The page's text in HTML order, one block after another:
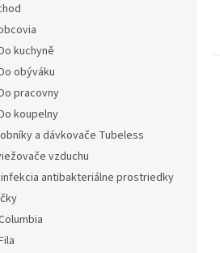
kuchyně
obýváku
pracovny
koupelny
a dávkovače Tubeless
vzduchu
antibakteriálne prostriedky